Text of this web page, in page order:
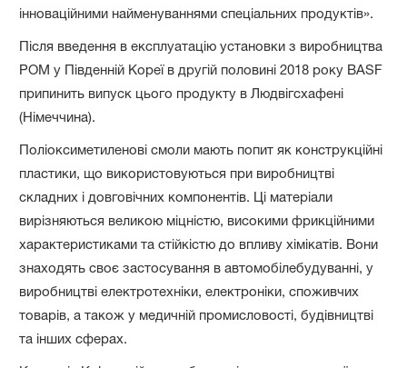
інноваційними найменуваннями спеціальних продуктів».
Після введення в експлуатацію установки з виробництва
POM у Південній Кореї в другій половині 2018 року BASF
припинить випуск цього продукту в Людвігсхафені
(Німеччина).
Поліоксиметиленові смоли мають попит як конструкційні
пластики, що використовуються при виробництві
складних і довговічних компонентів. Ці матеріали
вирізняються великою міцністю, високими фрикційними
характеристиками та стійкістю до впливу хімікатів. Вони
знаходять своє застосування в автомобілебудуванні, у
виробництві електротехніки, електроніки, споживчих
товарів, а також у медичній промисловості, будівництві
та інших сферах.